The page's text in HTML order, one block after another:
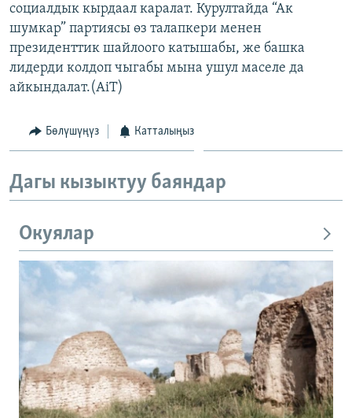
АЗАТТЫК+
ЫҢГАЙСЫЗ СУРООЛОР
ЭЕ/АРнун бардык сайттары
социалдык кырдаал каралат. Курултайда “Ак
шумкар” партиясы өз талапкери менен
президенттик шайлоого катышабы, же башка
лидерди колдоп чыгабы мына ушул маселе да
айкындалат.(AiT)
Бөлүшүңүз Катталыңыз
Дагы кызыктуу баяндар
Окуялар